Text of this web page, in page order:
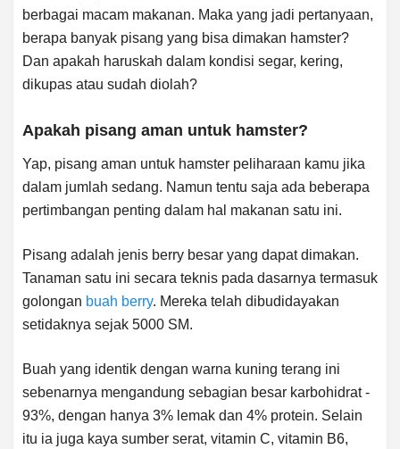
berbagai macam makanan. Maka yang jadi pertanyaan,
berapa banyak pisang yang bisa dimakan hamster?
Dan apakah haruskah dalam kondisi segar, kering,
dikupas atau sudah diolah?
Apakah pisang aman untuk hamster?
Yap, pisang aman untuk hamster peliharaan kamu jika
dalam jumlah sedang. Namun tentu saja ada beberapa
pertimbangan penting dalam hal makanan satu ini.
Pisang adalah jenis berry besar yang dapat dimakan.
Tanaman satu ini secara teknis pada dasarnya termasuk
golongan buah berry. Mereka telah dibudidayakan
setidaknya sejak 5000 SM.
Buah yang identik dengan warna kuning terang ini
sebenarnya mengandung sebagian besar karbohidrat -
93%, dengan hanya 3% lemak dan 4% protein. Selain
itu ia juga kaya sumber serat, vitamin C, vitamin B6,